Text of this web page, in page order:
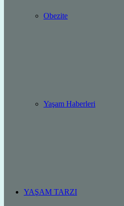
Obezite
Yaşam Haberleri
YAŞAM TARZI